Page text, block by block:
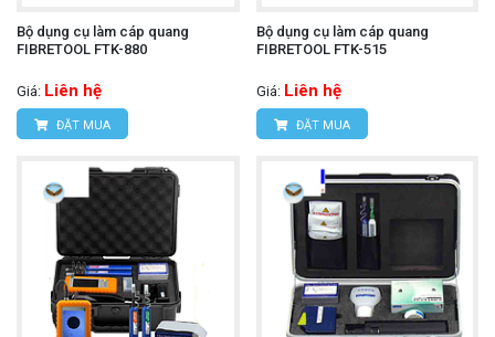
Bộ dụng cụ làm cáp quang
FIBRETOOL FTK-880
Giá: Liên hệ
ĐẶT MUA
Bộ dụng cụ làm cáp quang
FIBRETOOL FTK-515
Giá: Liên hệ
ĐẶT MUA